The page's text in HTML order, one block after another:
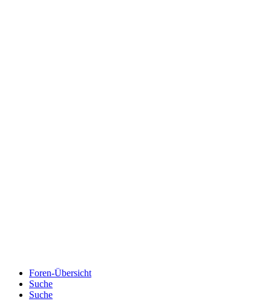
Foren-Übersicht
Suche
Suche